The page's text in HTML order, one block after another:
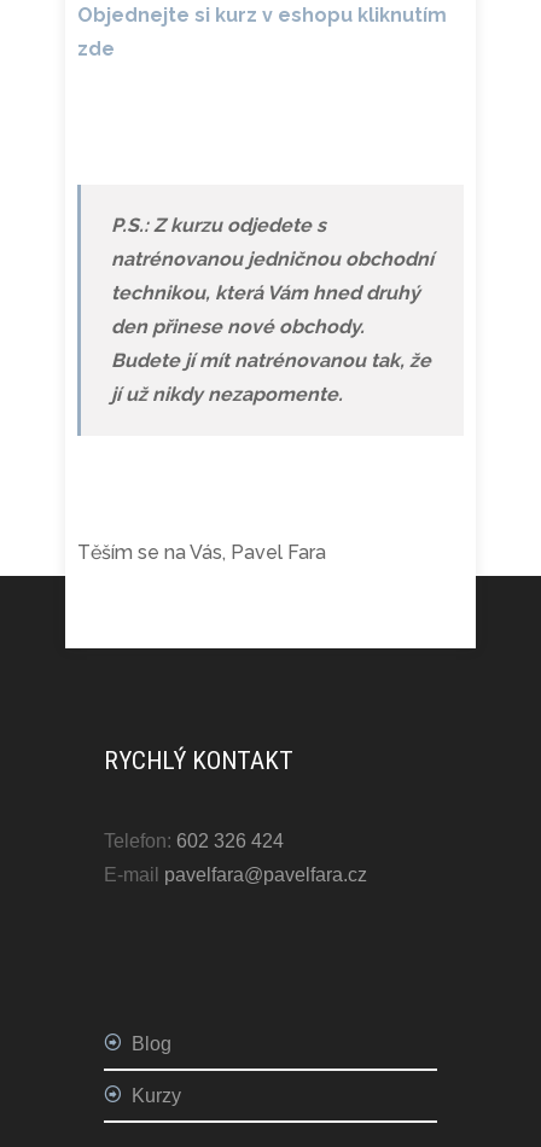
Objednejte si kurz v eshopu kliknutím
zde
P.S.: Z kurzu odjedete s
natrénovanou jedničnou obchodní
technikou, která Vám hned druhý
den přinese nové obchody.
Budete jí mít natrénovanou tak, že
jí už nikdy nezapomente.
Těším se na Vás, Pavel Fara
RYCHLÝ KONTAKT
Telefon: 602 326 424
E-mail pavelfara@pavelfara.cz
Blog
Kurzy